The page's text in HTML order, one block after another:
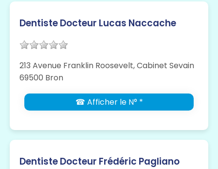
Dentiste Docteur Lucas Naccache
213 Avenue Franklin Roosevelt, Cabinet Sevain
69500 Bron
☎ Afficher le N° *
Dentiste Docteur Frédéric Pagliano